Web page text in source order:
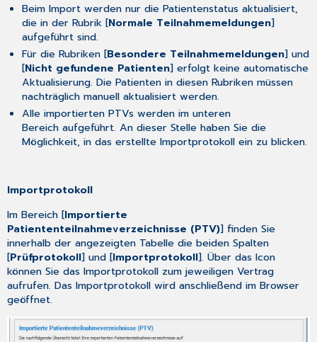
Beim Import werden nur die Patientenstatus aktualisiert,
die in der Rubrik [Normale Teilnahmemeldungen]
aufgeführt sind.
Für die Rubriken [Besondere Teilnahmemeldungen] und
[Nicht gefundene Patienten] erfolgt keine automatische
Aktualisierung. Die Patienten in diesen Rubriken müssen
nachträglich manuell aktualisiert werden.
Alle importierten PTVs werden im unteren
Bereich aufgeführt. An dieser Stelle haben Sie die
Möglichkeit, in das erstellte Importprotokoll ein zu blicken.
Importprotokoll
Im Bereich [Importierte
Patiententeilnahmeverzeichnisse (PTV)] finden Sie
innerhalb der angezeigten Tabelle die beiden Spalten
[Prüfprotokoll] und [Importprotokoll]. Über das Icon
können Sie das Importprotokoll zum jeweiligen Vertrag
aufrufen. Das Importprotokoll wird anschließend im Browser
geöffnet.